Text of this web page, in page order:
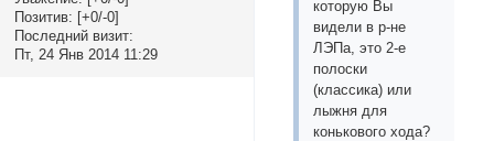
Позитив: [+0/-0]
Последний визит:
Пт, 24 Янв 2014 11:29
которую Вы
видели в р-не
ЛЭПа, это 2-е
полоски
(классика) или
лыжня для
конькового хода?